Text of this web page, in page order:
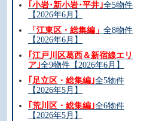
｢小岩･新小岩･平井｣全5物件
【2026年6月】
「江東区・総集編」 全8物件
【2026年6月】
｢江戸川区葛西＆新宿線エリ
ア｣全9物件【2026年6月】
｢足立区・総集編｣全5物件
【2026年5月】
｢荒川区・総集編｣全6物件
【2026年5月】